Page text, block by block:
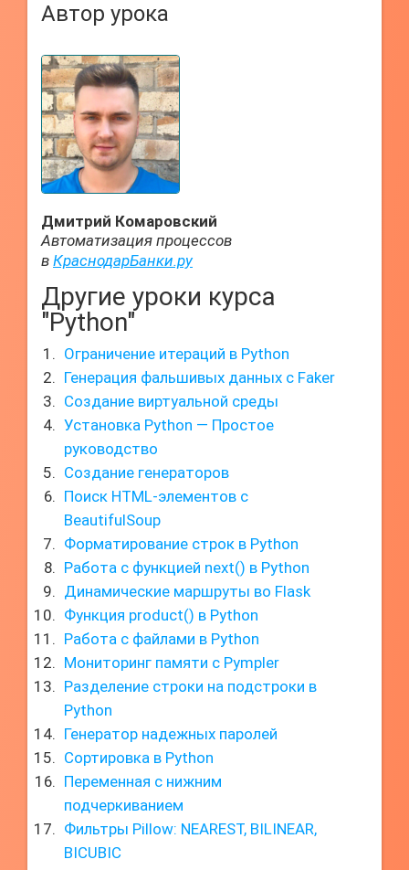
Автор урока
Дмитрий Комаровский
Автоматизация процессов
в КраснодарБанки.ру
Другие уроки курса
"Python"
Ограничение итераций в Python
Генерация фальшивых данных с Faker
Создание виртуальной среды
Установка Python — Простое
руководство
Создание генераторов
Поиск HTML-элементов с
BeautifulSoup
Форматирование строк в Python
Работа с функцией next() в Python
Динамические маршруты во Flask
Функция product() в Python
Работа с файлами в Python
Мониторинг памяти с Pympler
Разделение строки на подстроки в
Python
Генератор надежных паролей
Сортировка в Python
Переменная с нижним
подчеркиванием
Фильтры Pillow: NEAREST, BILINEAR,
BICUBIC